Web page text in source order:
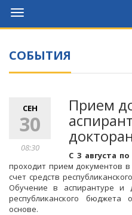
Университет
СОБЫТИЯ
СЕН
30
08:30
Прием
С 3 августа
проходит прием документов
счет средств
Обучение в аспирантуре и
республиканского бюджета
основе.